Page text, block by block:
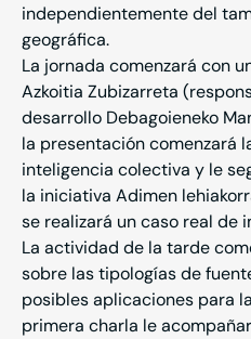
independientemente del
geográfica.
La jornada comenzará con
Azkoitia Zubizarreta
desarrollo Debagoieneko
la presentación comenzará
inteligencia colectiva y le
la iniciativa Adimen
se realizará un caso real de
La actividad de la tarde
sobre las tipologías de
posibles aplicaciones para
primera charla le